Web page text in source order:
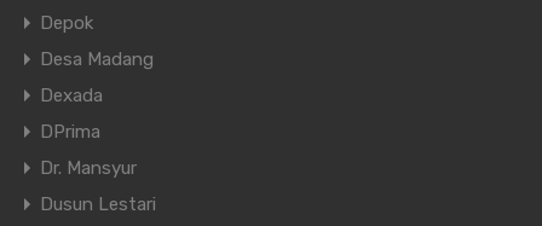
Depok
Desa Madang
Dexada
DPrima
Dr. Mansyur
Dusun Lestari